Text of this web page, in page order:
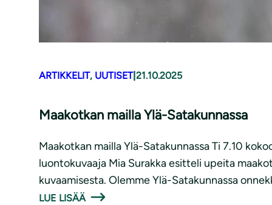
ARTIKKELIT, UUTISET| 21.10.2025
Maakotkan mailla Ylä-Satakunnassa
Maakotkan mailla Ylä-Satakunnassa Ti 7.10
luontokuvaaja Mia Surakka esitteli upeita
kuvaamisesta. Olemme Ylä-Satakunnassa
LUE LISÄÄ